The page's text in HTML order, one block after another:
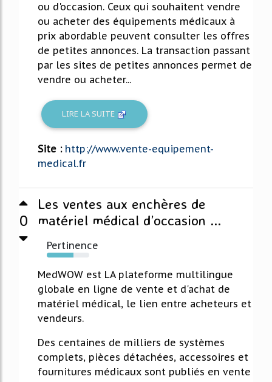
ou d'occasion. Ceux qui souhaitent vendre
ou acheter des équipements médicaux à
prix abordable peuvent consulter les offres
de petites annonces. La transaction passant
par les sites de petites annonces permet de
vendre ou acheter...
LIRE LA SUITE
Site : http://www.vente-equipement-
medical.fr
0
Les ventes aux enchères de
matériel médical d’occasion ...
Pertinence
63%
MedWOW est LA plateforme multilingue
globale en ligne de vente et d'achat de
matériel médical, le lien entre acheteurs et
vendeurs.
Des centaines de milliers de systèmes
complets, pièces détachées, accessoires et
fournitures médicaux sont publiés en vente